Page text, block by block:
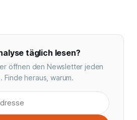
täglich lesen?
öffnen den Newsletter jeden
Finde heraus, warum.